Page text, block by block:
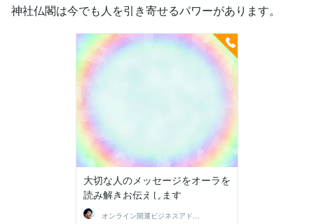
神社仏閣は今でも人を引き寄せるパワーがあります。
大切な人のメッセージをオーラを
読み解きお伝えします
オンライン開運ビジネスアドバイザー＠志念